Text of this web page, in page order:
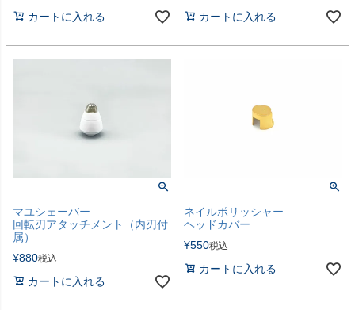
カートに入れる カートに入れる
マユシェーバー
回転刃アタッチメント（内刃付
属）
¥880税込
カートに入れる
ネイルポリッシャー
ヘッドカバー
¥550税込
カートに入れる